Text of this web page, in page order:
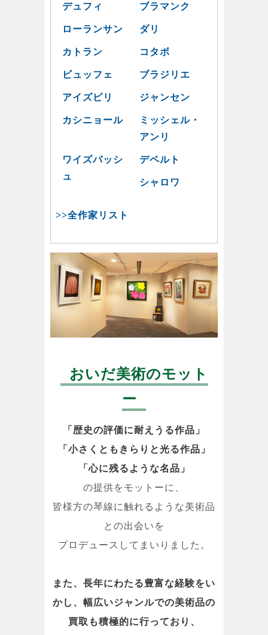
デュフィ ブラマンク
ローランサン ダリ
カトラン コタボ
ビュッフェ ブラジリエ
アイズピリ ジャンセン
カシニョール
ミッシェル・
アンリ
ワイズバッシ
ュ
デペルト
シャロワ
>>全作家リスト
おいだ美術のモット
ー
「歴史の評価に耐えうる作品」
「小さくともきらりと光る作品」
「心に残るような名品」
の提供をモットーに、
皆様方の琴線に触れるような美術品
との出会いを
プロデュースしてまいりました。
また、長年にわたる豊富な経験をい
かし、幅広いジャンルでの美術品の
買取も積極的に行っており、